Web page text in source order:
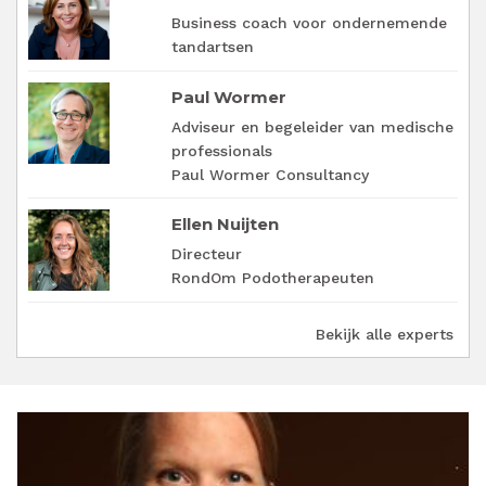
Business coach voor ondernemende
tandartsen
Paul Wormer
Adviseur en begeleider van medische
professionals
Paul Wormer Consultancy
Ellen Nuijten
Directeur
RondOm Podotherapeuten
Bekijk alle experts